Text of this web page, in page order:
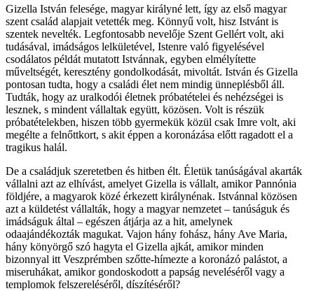
Gizella István felesége, magyar királyné lett, így az első magyar
szent család alapjait vetették meg. Könnyű volt, hisz Istvánt is
szentek nevelték. Legfontosabb nevelője Szent Gellért volt, aki
tudásával, imádságos lelkületével, Istenre való figyelésével
csodálatos példát mutatott Istvánnak, egyben elmélyítette
műveltségét, keresztény gondolkodását, mivoltát. István és Gizella
pontosan tudta, hogy a családi élet nem mindig ünneplésből áll.
Tudták, hogy az uralkodói életnek próbatételei és nehézségei is
lesznek, s mindent vállaltak együtt, közösen. Volt is részük
próbatételekben, hiszen több gyermekük közül csak Imre volt, aki
megélte a felnőttkort, s akit éppen a koronázása előtt ragadott el a
tragikus halál.
De a családjuk szeretetben és hitben élt. Életük tanúságával akarták
vállalni azt az elhívást, amelyet Gizella is vállalt, amikor Pannónia
földjére, a magyarok közé érkezett királynénak. Istvánnal közösen
azt a küldetést vállalták, hogy a magyar nemzetet – tanúságuk és
imádságuk által – egészen átjárja az a hit, amelynek
odaajándékozták magukat. Vajon hány fohász, hány Ave Maria,
hány könyörgő szó hagyta el Gizella ajkát, amikor minden
bizonnyal itt Veszprémben szőtte-hímezte a koronázó palástot, a
miseruhákat, amikor gondoskodott a papság neveléséről vagy a
templomok felszereléséről, díszítéséről?